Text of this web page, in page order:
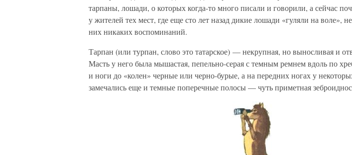
тарпаны, лошади, о которых когда-то много писали и говорили, а сейчас
у жителей тех мест, где еще сто лет назад дикие лошади «гуляли на воле»,
них никаких воспоминаний.
Тарпан (или турпан, слово это татарское) — некрупная, но выносливая и
Масть у него была мышастая, пепельно-серая с темным ремнем вдоль по
и ноги до «колен» черные или черно-бурые, а на передних ногах у
замечались еще и темные поперечные полосы — чуть приметная